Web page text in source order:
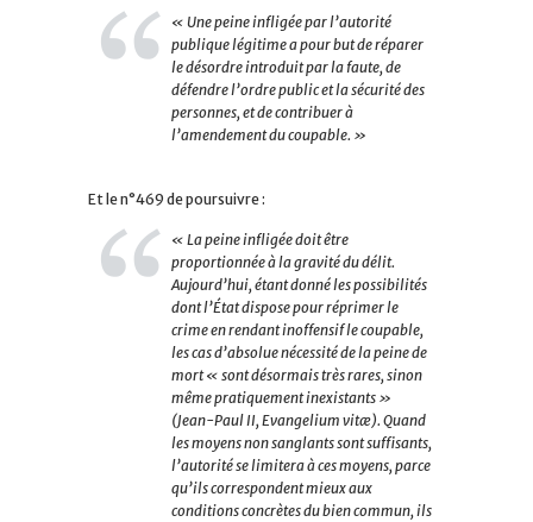
« Une peine infligée par l’autorité
publique légitime a pour but de réparer
le désordre introduit par la faute, de
défendre l’ordre public et la sécurité des
personnes, et de contribuer à
l’amendement du coupable. »
Et le n°469 de poursuivre :
« La peine infligée doit être
proportionnée à la gravité du délit.
Aujourd’hui, étant donné les possibilités
dont l’État dispose pour réprimer le
crime en rendant inoffensif le coupable,
les cas d’absolue nécessité de la peine de
mort « sont désormais très rares, sinon
même pratiquement inexistants »
(Jean-Paul II, Evangelium vitæ). Quand
les moyens non sanglants sont suffisants,
l’autorité se limitera à ces moyens, parce
qu’ils correspondent mieux aux
conditions concrètes du bien commun, ils